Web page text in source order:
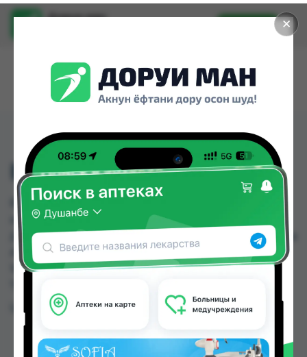
✕
Доруи ман
Установить
ВИТАМИН Е ФЛ. 20МЛ.
ВИТАМИН Е ФЛ. 20МЛ. можно купить или
заказать в аптеках, Саховати Истаравшан, GS
Дорухона, Авиценна, Амирӣ, Аптека + 24/7, Аптека
АХРОМ, Аптека Вита по цене от 1.70 TJS до
184.00 TJS в Душанбе и других городах
Цена: от1.70 TJS